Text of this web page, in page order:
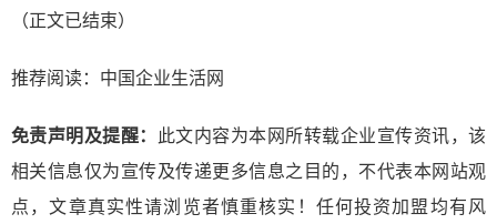
（正文已结束）
推荐阅读： 中国企业生活网
免责声明及提醒：
此文内容为本网所转载企业宣传资讯，该
相关信息仅为宣传及传递更多信息之目的，不代表本网站观
点，文章真实性请浏览者慎重核实！任何投资加盟均有风